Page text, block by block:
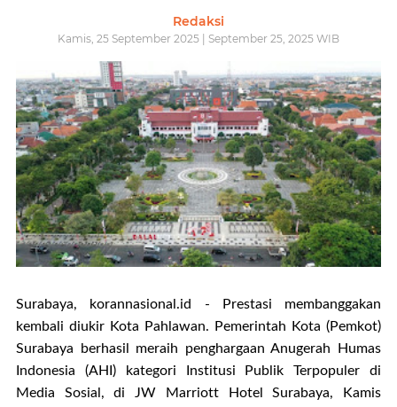
Redaksi
Kamis, 25 September 2025 | September 25, 2025 WIB
Surabaya, korannasional.id - Prestasi membanggakan
kembali diukir Kota Pahlawan. Pemerintah Kota (Pemkot)
Surabaya berhasil meraih penghargaan Anugerah Humas
Indonesia (AHI) kategori Institusi Publik Terpopuler di
Media Sosial, di JW Marriott Hotel Surabaya, Kamis